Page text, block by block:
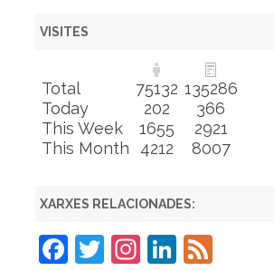
VISITES
Total 75132 135286
Today
202
366
This Week
1655
2921
This Month
4212 8007
XARXES RELACIONADES:
F T In Li F